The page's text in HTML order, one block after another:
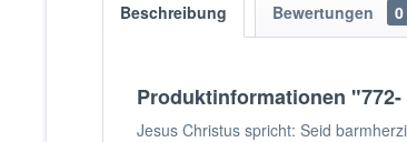
Beschreibung Bewertungen 0
Produktinformationen
Jesus Christus spricht: Seid